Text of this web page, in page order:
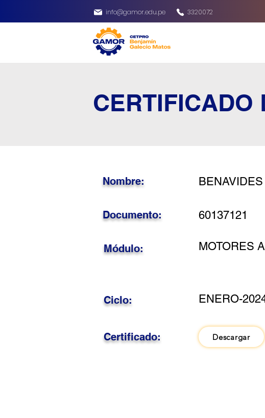
info@gamor.edu.pe 3320072
CERTIFICADO
Nombre:
60137121
Documento:
MOTORES
Módulo:
ENERO-
Ciclo:
Certificado: Descargar